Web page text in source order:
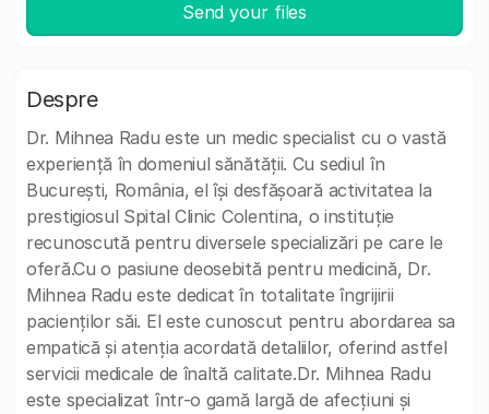
Send your files
Despre
Dr. Mihnea Radu este un medic specialist cu o vastă
experiență în domeniul sănătății. Cu sediul în
București, România, el își desfășoară activitatea la
prestigiosul Spital Clinic Colentina, o instituție
recunoscută pentru diversele specializări pe care le
oferă.Cu o pasiune deosebită pentru medicină, Dr.
Mihnea Radu este dedicat în totalitate îngrijirii
pacienților săi. El este cunoscut pentru abordarea sa
empatică și atenția acordată detaliilor, oferind astfel
servicii medicale de înaltă calitate.Dr. Mihnea Radu
este specializat într-o gamă largă de afecțiuni și